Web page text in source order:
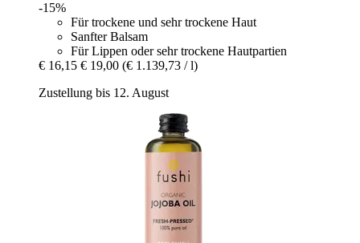
-15%
Für trockene und sehr trockene Haut
Sanfter Balsam
Für Lippen oder sehr trockene Hautpartien
€ 16,15 € 19,00 (€ 1.139,73 / l)
Zustellung bis 12. August